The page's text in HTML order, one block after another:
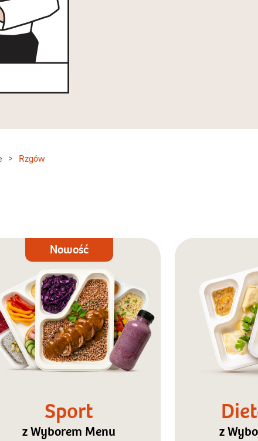
Rzgów
Nowość
Sport
z Wyborem Menu z